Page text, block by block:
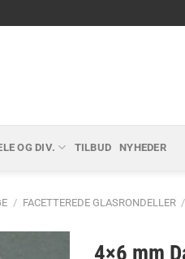
OG DIV. TILBUD NYHEDER
/ FACETTEREDE GLASRONDELLER /
4×6 mm